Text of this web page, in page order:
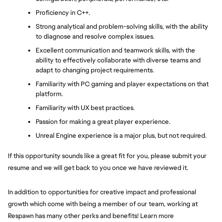
Proficiency in C++.
Strong analytical and problem-solving skills, with the ability
to diagnose and resolve complex issues.
Excellent communication and teamwork skills, with the
ability to effectively collaborate with diverse teams and
adapt to changing project requirements.
Familiarity with PC gaming and player expectations on that
platform.
Familiarity with UX best practices.
Passion for making a great player experience.
Unreal Engine experience is a major plus, but not required.
If this opportunity sounds like a great fit for you, please submit your
resume and we will get back to you once we have reviewed it.
In addition to opportunities for creative impact and professional
growth which come with being a member of our team, working at
Respawn has many other perks and benefits! Learn more